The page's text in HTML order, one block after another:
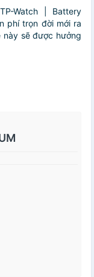
Watch | Battery
phí trọn đời mới ra
này sẽ được hưởng